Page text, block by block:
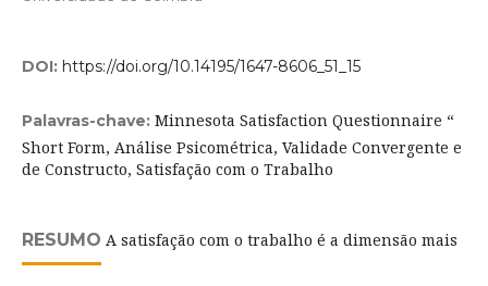
DOI: https://doi.org/10.14195/1647-8606_51_15
Palavras-chave: Minnesota Satisfaction Questionnaire “
Short Form, Análise Psicométrica, Validade Convergente e
de Constructo, Satisfação com o Trabalho
RESUMO A satisfação com o trabalho é a dimensão mais